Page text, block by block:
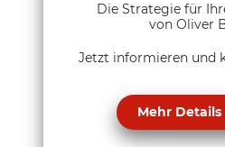
Die Strategie für
von Oliver
Jetzt informieren und
Mehr